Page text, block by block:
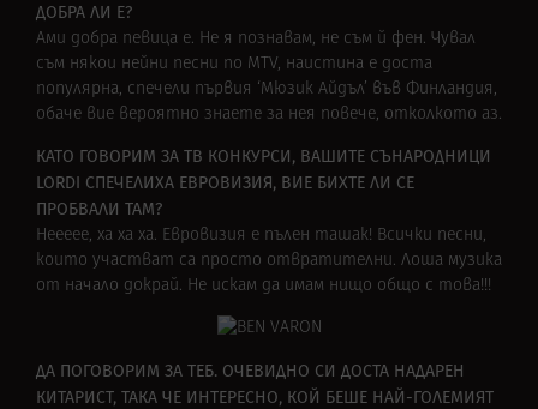
ДОБРА ЛИ Е?
Ами добра певица е. Не я познавам, не съм й фен. Чувал
съм някои нейни песни по MTV, наистина е доста
популярна, спечели първия ‘Мюзик Айдъл’ във Финландия,
обаче вие вероятно знаете за нея повече, отколкото аз.
КАТО ГОВОРИМ ЗА ТВ КОНКУРСИ, ВАШИТЕ СЪНАРОДНИЦИ
LORDI СПЕЧЕЛИХА ЕВРОВИЗИЯ, ВИЕ БИХТЕ ЛИ СЕ
ПРОБВАЛИ ТАМ?
Неееее, ха ха ха. Евровизия е пълен ташак! Всички песни,
които участват са просто отвратителни. Лоша музика
от начало докрай. Не искам да имам нищо общо с това!!!
ДА ПОГОВОРИМ ЗА ТЕБ. ОЧЕВИДНО СИ ДОСТА НАДАРЕН
КИТАРИСТ, ТАКА ЧЕ ИНТЕРЕСНО, КОЙ БЕШЕ НАЙ-ГОЛЕМИЯТ